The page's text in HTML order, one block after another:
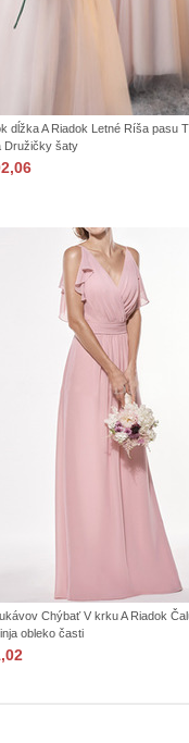
dĺžka A Riadok Letné Ríša pasu
Družičky šaty
Chýbať V krku A Riadok
obleko časti